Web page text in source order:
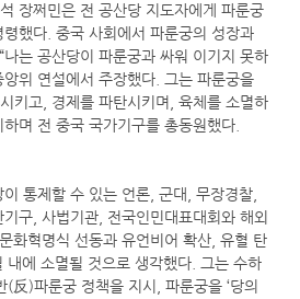
장쩌민은 전 공산당 지도자에게 파룬궁
했다. 중국 사회에서 파룬궁의 성장과
는 공산당이 파룬궁과 싸워 이기지 못하
위 연설에서 주장했다. 그는 파룬궁을
키고, 경제를 파탄시키며, 육체를 소멸하
며 전 중국 국가기구를 총동원했다.
통제할 수 있는 언론, 군대, 무장경찰,
구, 사법기관, 전국인민대표대회와 해외
화혁명식 선동과 유언비어 확산, 유혈 탄
내에 소멸될 것으로 생각했다. 그는 수하
反)파룬궁 정책을 지시, 파룬궁을 ‘당의